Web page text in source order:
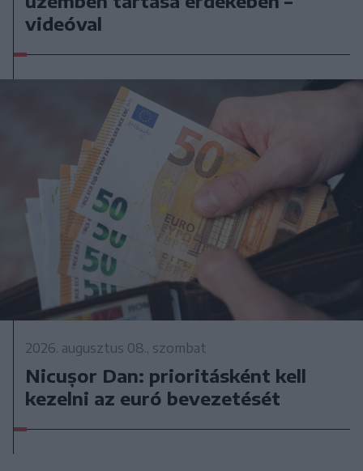
videóval
2026. augusztus 08., szombat
Nicușor Dan: prioritásként kell
kezelni az euró bevezetését